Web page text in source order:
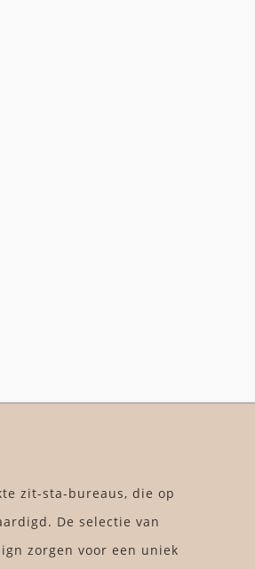
zit-sta-bureaus, die op
De selectie van
zorgen voor een uniek